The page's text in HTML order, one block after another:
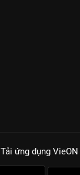
Tải ứng dụng VieON